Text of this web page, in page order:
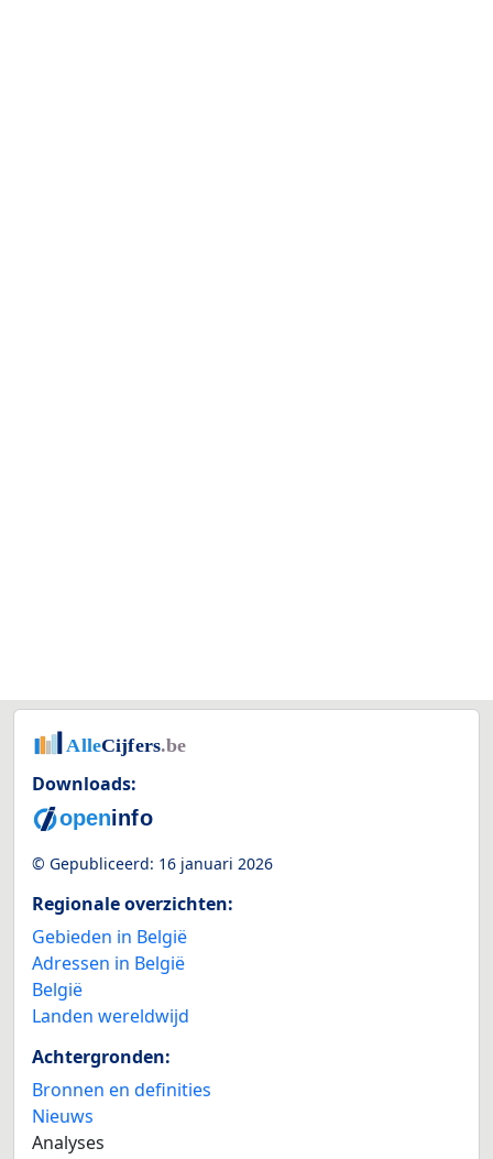
Downloads:
© Gepubliceerd: 16 januari 2026
Regionale overzichten:
Gebieden in België
Adressen in België
België
Landen wereldwijd
Achtergronden:
Bronnen en definities
Nieuws
Analyses